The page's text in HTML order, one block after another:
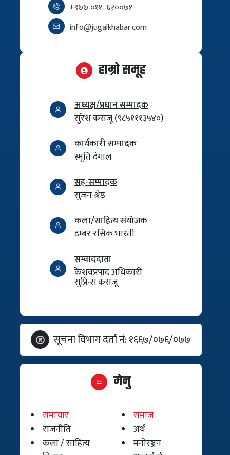
+९७७ ०११–६२००७१
info@jugalkhabar.com
हाम्रो समूह
अध्यक्ष/प्रधान सम्पादक
सुरेश कसजू (९८५१११३५४०)
कार्यकारी सम्पादक
स्मृति दंगाल
सह-सम्पादक
सुजन श्रेष्ठ
कला/साहित्य संयोजक
डम्बर रसिक भारती
सम्वाददाता
केशवप्रपाद अधिकारी
सुप्रिन्स कसजू
सूचना विभाग दर्ता नं: १६६७/०७६/०७७
मेनु
समाचार
समाज
राजनीति
अर्थ
कला / साहित्य
मनोरञ्जन